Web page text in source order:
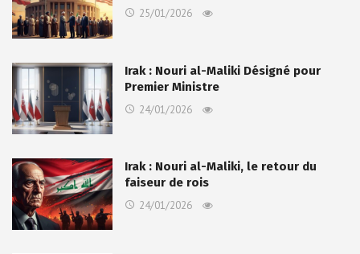
25/01/2026
Irak : Nouri al-Maliki Désigné pour
Premier Ministre
24/01/2026
Irak : Nouri al-Maliki, le retour du
faiseur de rois
24/01/2026